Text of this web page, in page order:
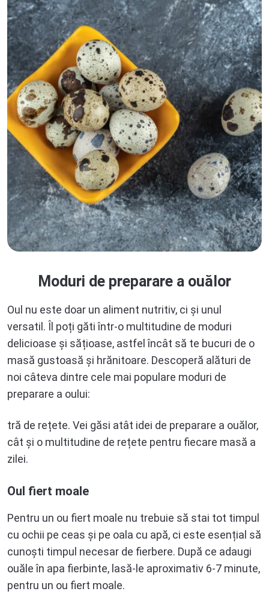
Moduri de preparare a ouălor
Oul nu este doar un aliment nutritiv, ci și unul
versatil. Îl poți găti într-o multitudine de moduri
delicioase și sățioase, astfel încât să te bucuri de o
masă gustoasă și hrănitoare. Descoperă alături de
noi câteva dintre cele mai populare moduri de
preparare a oului:
tră de rețete. Vei găsi atât idei de preparare a ouălor,
cât și o multitudine de rețete pentru fiecare masă a
zilei.
Oul fiert moale
Pentru un ou fiert moale nu trebuie să stai tot timpul
cu ochii pe ceas și pe oala cu apă, ci este esențial să
cunoști timpul necesar de fierbere. După ce adaugi
ouăle în apa fierbinte, lasă-le aproximativ 6-7 minute,
pentru un ou fiert moale.